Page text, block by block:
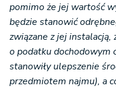
pomimo że jej wartość
będzie stanowić
związane z jej
o podatku dochodowym
stanowiły ulepszenie
przedmiotem najmu), a